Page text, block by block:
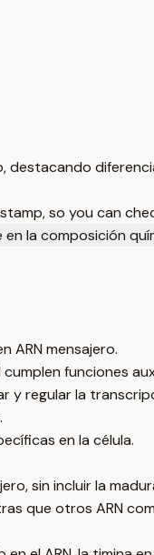
so you can
la composición
ARN mensajero.
funciones
y regular la
en la célula.
sin incluir la
que otros ARN